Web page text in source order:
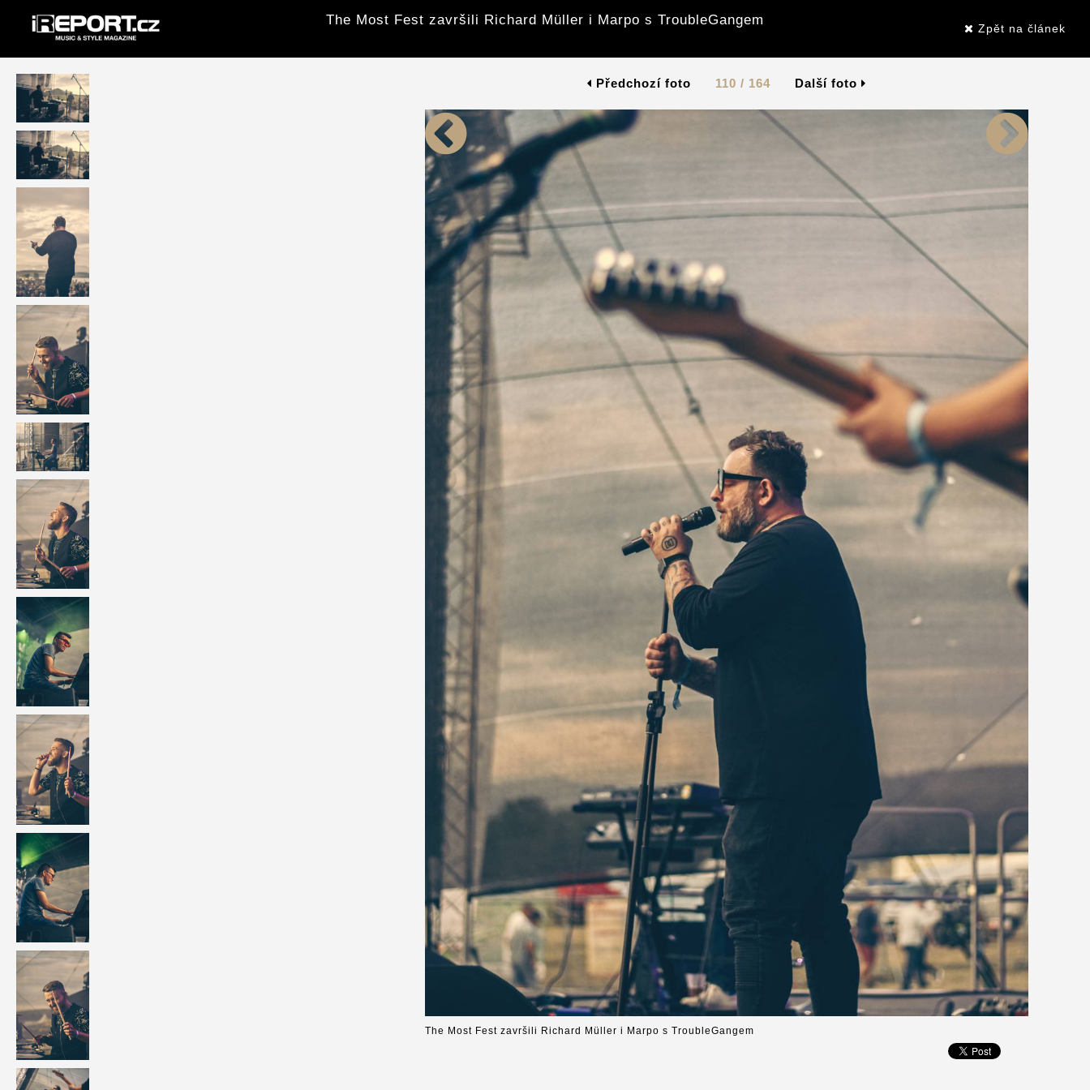
The Most Fest završili Richard Müller i Marpo s TroubleGangem
Zpět na článek
Předchozí foto 110 / 164 Další foto
The Most Fest završili Richard Müller i Marpo s TroubleGangem